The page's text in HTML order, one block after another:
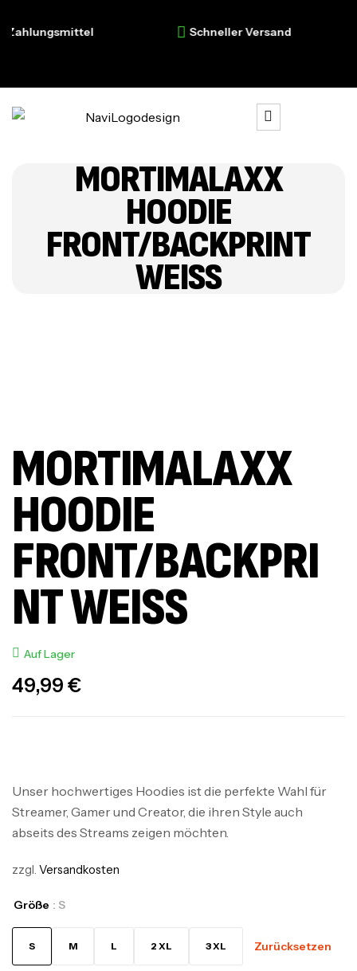
Schneller Versand
MORTIMALAXX
HOODIE
FRONT/BACKPRINT
WEISS
MORTIMALAXX
HOODIE
FRONT/BACKPRI
NT WEISS
Auf Lager
49,99 €
Unser hochwertiges Hoodies ist die perfekte Wahl für
Streamer, Gamer und Creator, die ihren Style auch
abseits des Streams zeigen möchten.
zzgl. Versandkosten
Größe : S
S M L 2 XL 3 XL Zurücksetzen